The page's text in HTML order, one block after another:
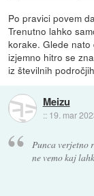
Po pravici povem
Trenutno lahko
korake. Glede
izjemno hitro se
iz številnih
Meizu
:: 19. mar
Punca verjetno
ne vemo kaj